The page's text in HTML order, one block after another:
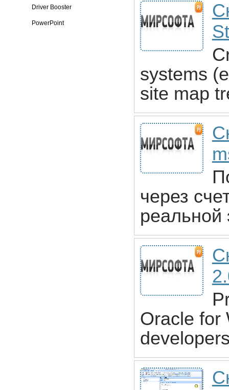
Driver Booster
PowerPoint
systems
site map
через
реальной
Oracle for